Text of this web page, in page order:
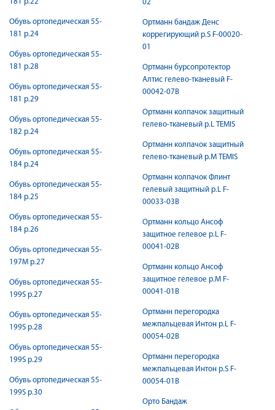
Обувь ортопедическая 55-
181 р.24
Обувь ортопедическая 55-
181 р.28
Обувь ортопедическая 55-
181 р.29
Обувь ортопедическая 55-
182 р.24
Обувь ортопедическая 55-
184 р.24
Обувь ортопедическая 55-
184 р.25
Обувь ортопедическая 55-
184 р.26
Обувь ортопедическая 55-
197М р.27
Обувь ортопедическая 55-
199S р.27
Обувь ортопедическая 55-
199S р.28
Обувь ортопедическая 55-
199S р.29
Обувь ортопедическая 55-
199S р.30
02
Ортманн бандаж Денс
коррегирующий р.S F-00020-
01
Ортманн бурсопротектор
Алтис гелево-тканевый F-
00042-07B
Ортманн колпачок защитный
гелево-тканевый р.L TEMIS
Ортманн колпачок защитный
гелево-тканевый р.M TEMIS
Ортманн колпачок Флинт
гелевый защитный р.L F-
00033-03B
Ортманн кольцо Ансоф
защитное гелевое р.L F-
00041-02B
Ортманн кольцо Ансоф
защитное гелевое р.M F-
00041-01B
Ортманн перегородка
межпальцевая Интон р.L F-
00054-02B
Ортманн перегородка
межпальцевая Интон р.S F-
00054-01B
Орто Бандаж